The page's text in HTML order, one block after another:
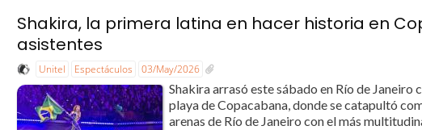
Shakira, la primera latina en hacer historia en
asistentes
Unitel Espectáculos 03/May/2026
Shakira arrasó este sábado en Río de
playa de Copacabana, donde se catapultó
arenas de Río de Janeiro con el más